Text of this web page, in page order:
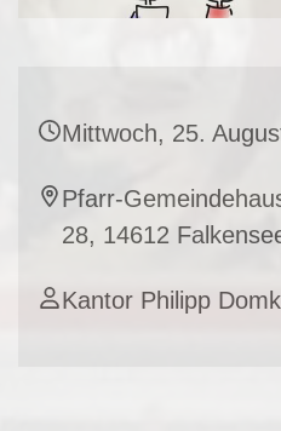
Mittwoch, 25.
Pfarr-
28, 14612
Kantor Philipp